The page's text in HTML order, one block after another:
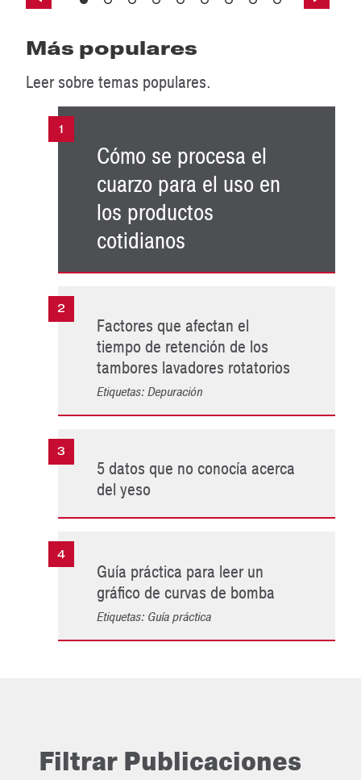
Más populares
Leer sobre temas populares.
Cómo se procesa el
cuarzo para el uso en
los productos
cotidianos
Factores que afectan el
tiempo de retención de los
tambores lavadores rotatorios
Etiquetas: Depuración
5 datos que no conocía acerca
del yeso
Guía práctica para leer un
gráfico de curvas de bomba
Etiquetas: Guía práctica
Filtrar Publicaciones